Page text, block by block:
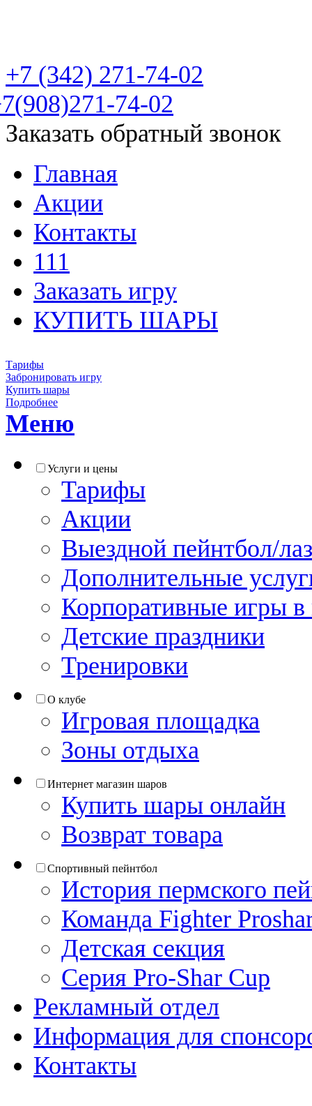
+7 (342) 271-74-02
74-02
Заказать обратный звонок
Главная
Акции
Контакты
111
Заказать игру
КУПИТЬ ШАРЫ
Тарифы
Забронировать игру
Купить шары
Подробнее
Меню
Услуги и цены
Тарифы
Акции
Выездной пейнтбол/
Дополнительные
Корпоративные игры в
Детские праздники
Тренировки
О клубе
Игровая площадка
Зоны отдыха
Интернет магазин шаров
Купить шары онлайн
Возврат товара
Спортивный пейнтбол
История пермского
Команда Fighter
Детская секция
Серия Pro-Shar Cup
Рекламный отдел
Информация для
Контакты